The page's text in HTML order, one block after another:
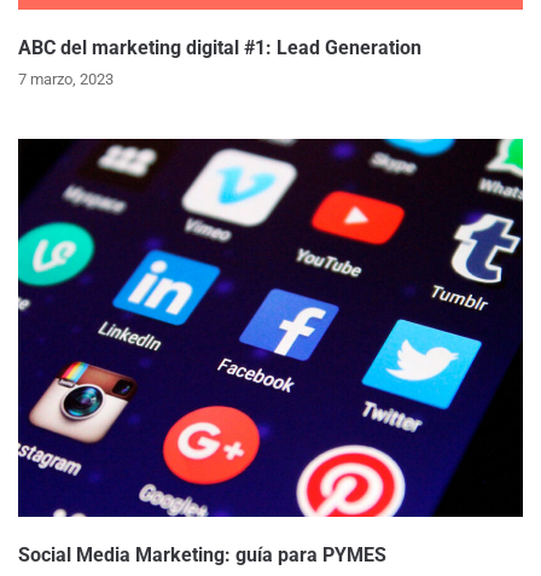
ABC del marketing digital #1: Lead Generation
7 marzo, 2023
Social Media Marketing: guía para PYMES